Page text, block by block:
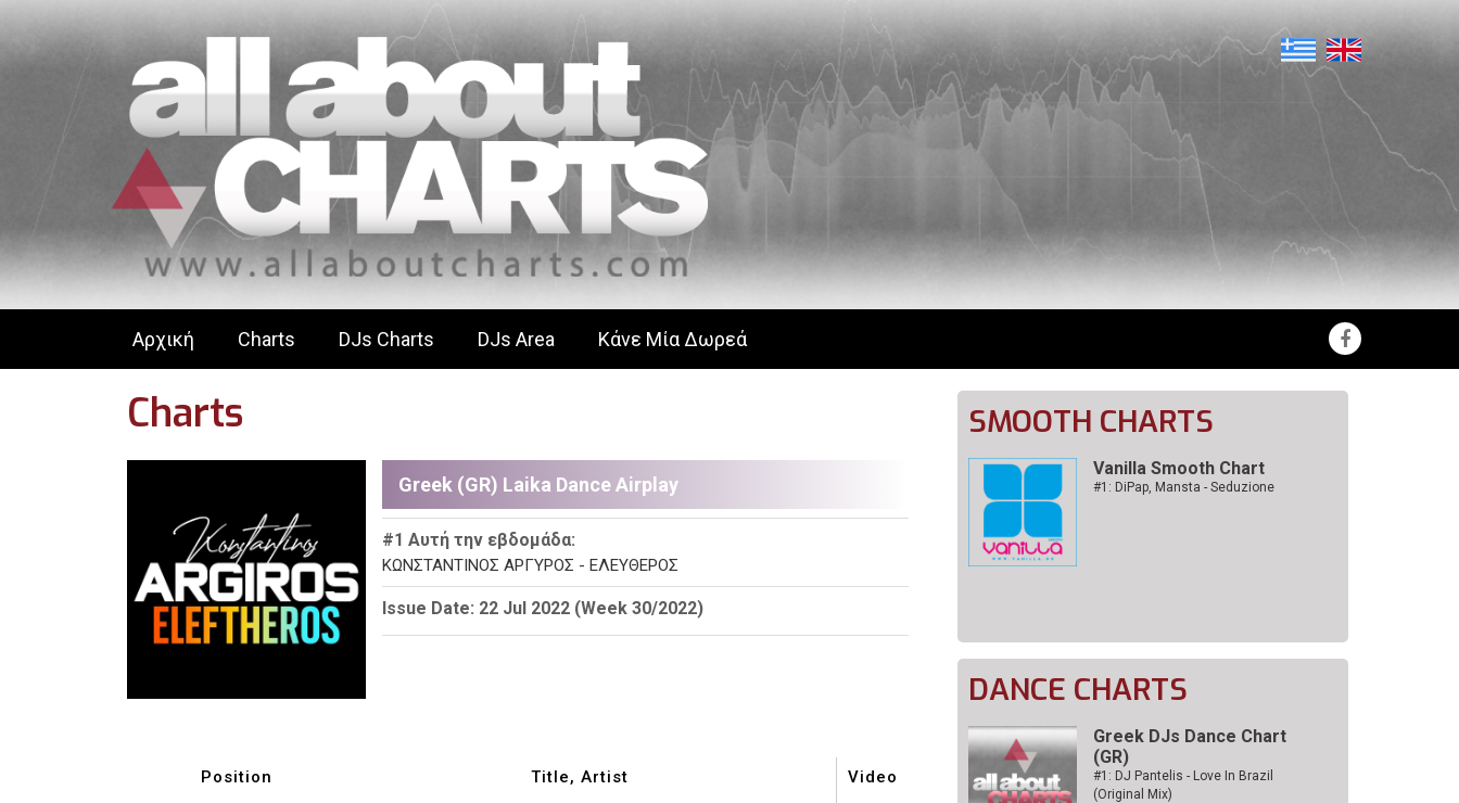
Αρχική Charts DJs Charts DJs Area Κάνε Μία Δωρεά
Charts
Greek (GR) Laika Dance Airplay
#1 Αυτή την εβδομάδα:
ΚΩΝΣΤΑΝΤΙΝΟΣ ΑΡΓΥΡΟΣ - ΕΛΕΥΘΕΡΟΣ
Issue Date: 22 Jul 2022 (Week 30/2022)
Position Title, Artist Video
SMOOTH CHARTS
Vanilla Smooth Chart
#1: DiPap, Mansta - Seduzione
DANCE CHARTS
Greek DJs Dance Chart
(GR)
#1: DJ Pantelis - Love In Brazil
(Original Mix)